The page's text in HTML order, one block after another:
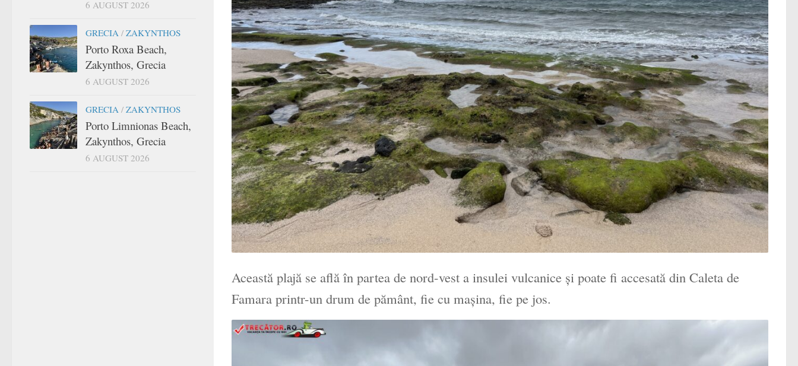
Această plajă se află în partea de nord-vest a insulei vulcanice și poate fi accesată din Caleta de
Famara printr-un drum de pământ, fie cu mașina, fie pe jos.
6 AUGUST 2026
GRECIA / ZAKYNTHOS
Porto Roxa Beach,
Zakynthos, Grecia
6 AUGUST 2026
GRECIA / ZAKYNTHOS
Porto Limnionas Beach,
Zakynthos, Grecia
6 AUGUST 2026